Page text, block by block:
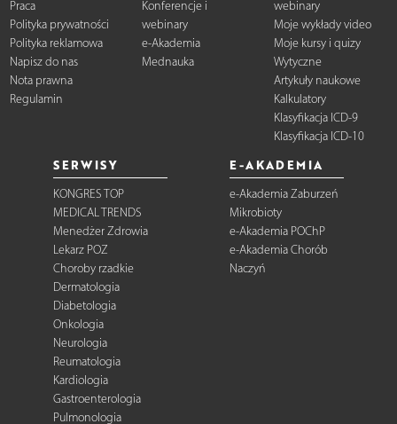
Praca
Polityka prywatności
Polityka reklamowa
Napisz do nas
Nota prawna
Regulamin
Konferencje i
webinary
e-Akademia
Mednauka
webinary
Moje wykłady video
Moje kursy i quizy
Wytyczne
Artykuły naukowe
Kalkulatory
Klasyfikacja ICD-9
Klasyfikacja ICD-10
SERWISY
KONGRES TOP
MEDICAL TRENDS
Menedżer Zdrowia
Lekarz POZ
Choroby rzadkie
Dermatologia
Diabetologia
Onkologia
Neurologia
Reumatologia
Kardiologia
Gastroenterologia
Pulmonologia
E-AKADEMIA
e-Akademia Zaburzeń
Mikrobioty
e-Akademia POChP
e-Akademia Chorób
Naczyń